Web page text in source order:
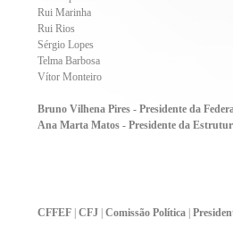
Rui Marinha
Rui Rios
Sérgio Lopes
Telma Barbosa
Vítor Monteiro
Bruno Vilhena Pires - Presidente da
Ana Marta Matos - Presidente da
CFFEF| CFJ| Comissão Política|